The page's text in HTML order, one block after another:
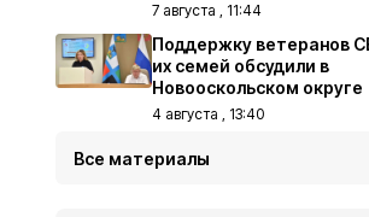
7 августа , 11:44
Поддержку ветеранов
их семей обсудили в
Новооскольском округе
4 августа , 13:40
Все материалы